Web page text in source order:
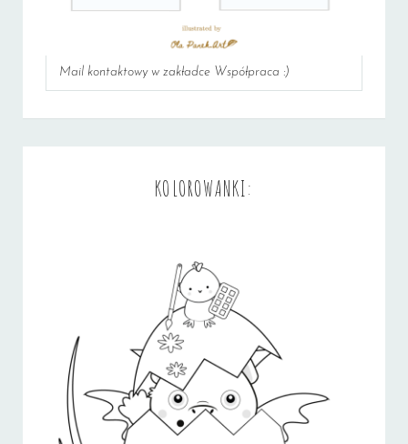
Mail kontaktowy w zakładce Współpraca :)
KOLOROWANKI: